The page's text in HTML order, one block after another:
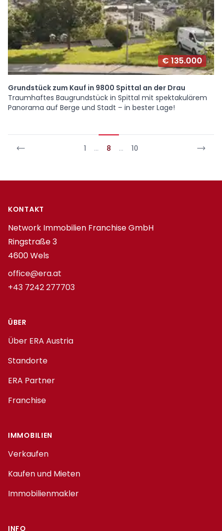
€ 135.000
Grundstück zum Kauf in 9800 Spittal an der Drau
Traumhaftes Baugrundstück in Spittal mit spektakulärem
Panorama auf Berge und Stadt – in bester Lage!
1 … 8 … 10
Footer
KONTAKT
Network Immobilien Franchise GmbH
Ringstraße 3
4600 Wels
office@era.at
+43 7242 277703
ÜBER
Über ERA Austria
Standorte
ERA Partner
Franchise
IMMOBILIEN
Verkaufen
Kaufen und Mieten
Immobilienmakler
INFO